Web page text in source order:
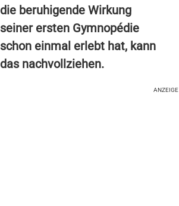
die beruhigende Wirkung
seiner ersten Gymnopédie
schon einmal erlebt hat, kann
das nachvollziehen.
ANZEIGE